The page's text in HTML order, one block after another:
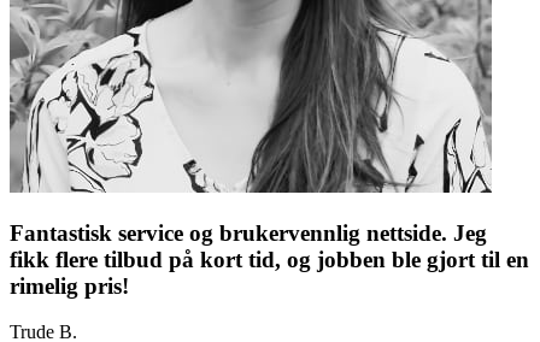
Fantastisk service og brukervennlig nettside. Jeg
fikk flere tilbud på kort tid, og jobben ble gjort til en
rimelig pris!
Trude B.